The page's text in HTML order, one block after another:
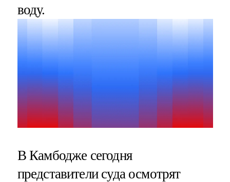
воду.
В Камбодже сегодня
представители суда осмотрят